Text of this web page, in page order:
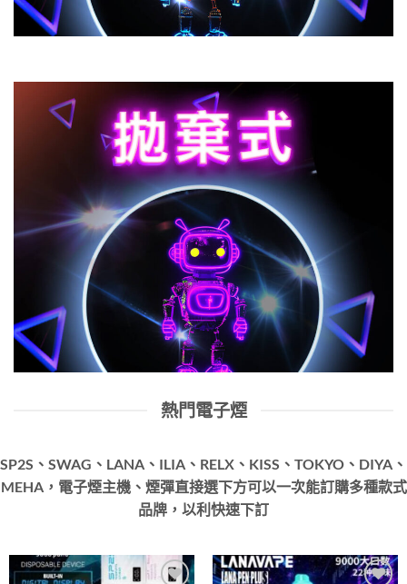
熱門電子煙
SP2S、SWAG、LANA、ILIA、RELX、KISS、TOKYO、DIYA、
MEHA，電子煙主機、煙彈直接選下方可以一次能訂購多種款式
品牌，以利快速下訂